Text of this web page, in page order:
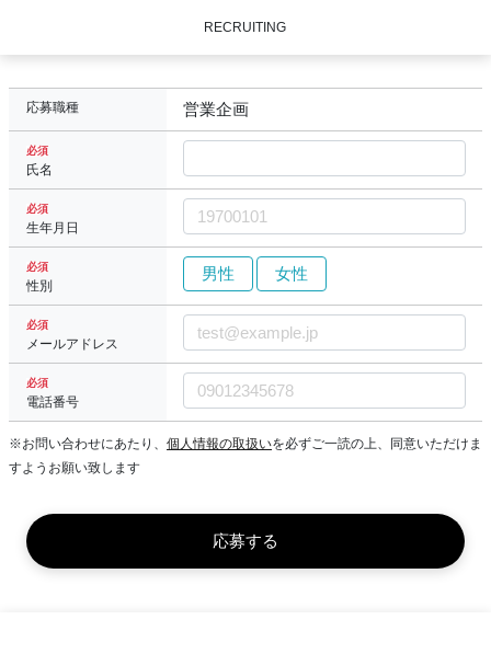
RECRUITING
応募職種 営業企画
必須
氏名
必須
生年月日
必須
性別
男性 女性
必須
メールアドレス
必須
電話番号
※お問い合わせにあたり、 個人情報の取扱いを必ずご一読の上、同意いただけま
すようお願い致します